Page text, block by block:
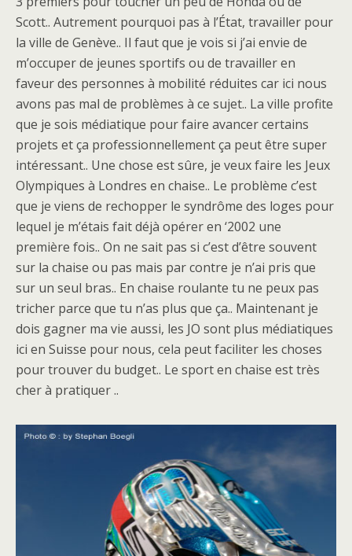
Scott.. Autrement pourquoi pas à l’État, travailler pour
la ville de Genève.. Il faut que je vois si j’ai envie de
m’occuper de jeunes sportifs ou de travailler en
faveur des personnes à mobilité réduites car ici nous
avons pas mal de problèmes à ce sujet.. La ville profite
que je sois médiatique pour faire avancer certains
projets et ça professionnellement ça peut être super
intéressant.. Une chose est sûre, je veux faire les Jeux
Olympiques à Londres en chaise.. Le problème c’est
que je viens de rechopper le syndrôme des loges pour
lequel je m’étais fait déjà opérer en ‘2002 une
première fois.. On ne sait pas si c’est d’être souvent
sur la chaise ou pas mais par contre je n’ai pris que
sur un seul bras.. En chaise roulante tu ne peux pas
tricher parce que tu n’as plus que ça.. Maintenant je
dois gagner ma vie aussi, les JO sont plus médiatiques
ici en Suisse pour nous, cela peut faciliter les choses
pour trouver du budget.. Le sport en chaise est très
cher à pratiquer ..